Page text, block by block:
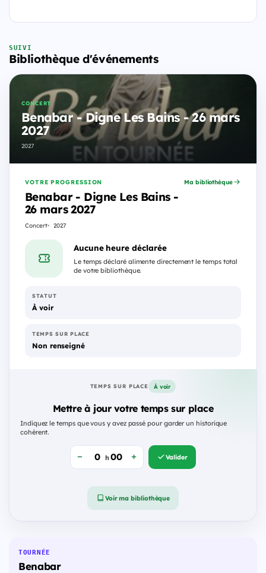
SUIVI
Bibliothèque d'événements
CONCERT
Benabar - Digne Les Bains - 26 mars
2027
2027
VOTRE PROGRESSION
Benabar - Digne Les Bains -
26 mars 2027
Concert 2027
Ma bibliothèque
Aucune heure déclarée
Le temps déclaré alimente directement le temps total
de votre bibliothèque.
STATUT
À voir
TEMPS SUR PLACE
Non renseigné
TEMPS SUR PLACE À voir
Mettre à jour votre temps sur place
Indiquez le temps que vous y avez passé pour garder un historique
cohérent.
h Valider
Voir ma bibliothèque
TOURNÉE
Benabar